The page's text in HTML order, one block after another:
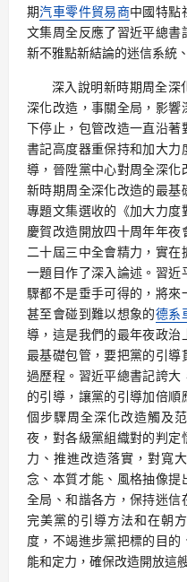
期汽車零件貿易商中國特點
文集周全反應了習近平總
新不雅點新結論的迷信系統
深入說明新時期周全深
深化改造，事關全局，影
下停止，包管改造一直沿
書記高度器重保持和加大力
導，晉陞黨中心對周全深
新時期周全深化改造的最
專題文集選收的《加大力
慶賀改造開放四十周年年
二十屆三中全會精力，實
一題目作了深入論述。習
驟都不是垂手可得的，將來
甚至會碰到難以想象的德系
導，這是我們的最年夜政
最基礎包管，要把黨的引導
過歷程。習近平總書記誇
的引導，讓黨的引導加倍
個步驟周全深化改造觸及
夜，對各級黨組織對的判
力、推進改造落實，對寬
念、本質才能、風格抽像
全局、和諧各方，保持迷信
完美黨的引導方法和在朝
度，不竭進步黨把標的目
能和定力，確保改造開放這